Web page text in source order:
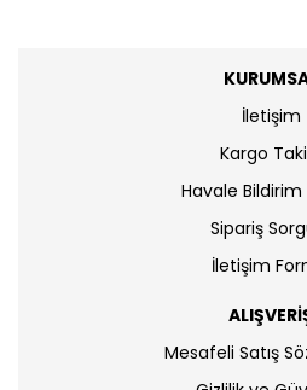
İletişim
Kargo
Havale
Sipariş
İletişim
Mesafeli Satış